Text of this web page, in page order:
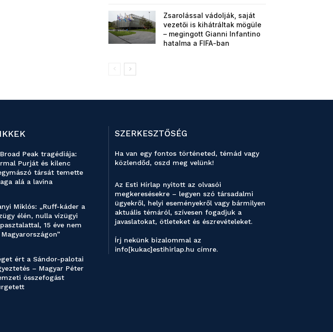
Zsarolással vádolják, saját
vezetői is kihátráltak mögüle
– megingott Gianni Infantino
hatalma a FIFA-ban
Peak tragédiája:
Purját és kilenc
társát temette
alá a lavina
Miklós: „Ruff-káder a
élén, nulla vízügyi
15 éve nem
Magyarországon”
ért a Sándor-palotai
– Magyar Péter
összefogást
SZERKESZTŐSÉG
Ha van egy fontos történeted, témád vagy
közlendőd, oszd meg velünk!
Az Esti Hírlap nyitott az olvasói
megkeresésekre – legyen szó társadalmi
ügyekről, helyi eseményekről vagy bármilyen
aktuális témáról, szívesen fogadjuk a
javaslatokat, ötleteket és észrevételeket.
Írj nekünk bizalommal az
info[kukac]estihirlap.hu címre.